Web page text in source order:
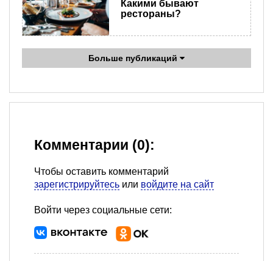
Какими бывают
рестораны?
Больше публикаций
Комментарии (0):
Чтобы оставить комментарий
зарегистрируйтесь или войдите на сайт
Войти через социальные сети: